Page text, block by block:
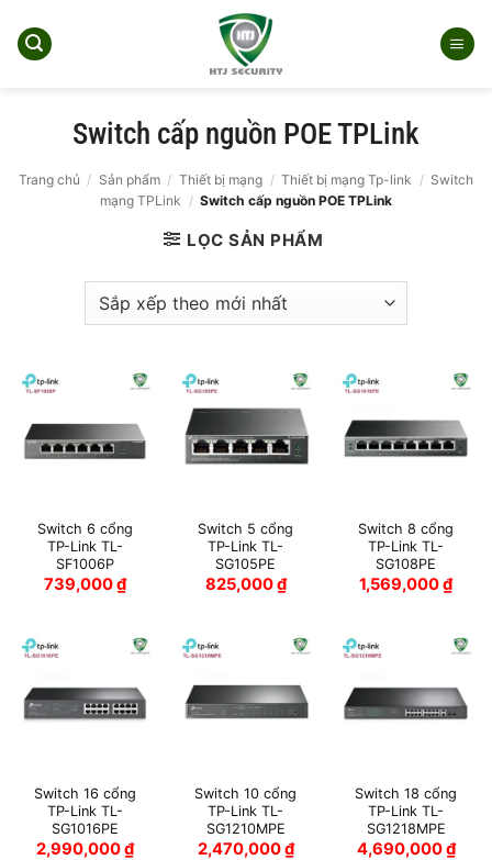
qua
Switch cấp nguồn POE TPLink
Trang chủ / Sản phẩm / Thiết bị mạng / Thiết bị mạng Tp-link / Switch
mạng TPLink / Switch cấp nguồn POE TPLink
LỌC SẢN PHẨM
Switch 6 cổng
TP-Link TL-
SF1006P
739,000₫
Switch 5 cổng
TP-Link TL-
SG105PE
825,000₫
Switch 8 cổng
TP-Link TL-
SG108PE
1,569,000₫
Switch 16 cổng
TP-Link TL-
SG1016PE
2,990,000₫
Switch 10 cổng
TP-Link TL-
SG1210MPE
2,470,000₫
Switch 18 cổng
TP-Link TL-
SG1218MPE
4,690,000₫